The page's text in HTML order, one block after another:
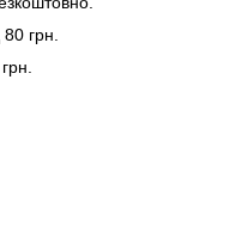
грн.